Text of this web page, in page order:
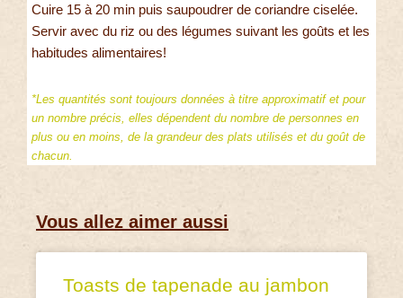
Cuire 15 à 20 min puis saupoudrer de coriandre ciselée.
Servir avec du riz ou des légumes suivant les goûts et les
habitudes alimentaires!
*Les quantités sont toujours données à titre approximatif et pour
un nombre précis, elles dépendent du nombre de personnes en
plus ou en moins, de la grandeur des plats utilisés et du goût de
chacun.
Vous allez aimer aussi
Toasts de tapenade au jambon